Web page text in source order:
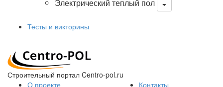
Электрический теплый пол
Тесты и викторины
Строительный портал Centro-pol.ru
О проекте
Контакты